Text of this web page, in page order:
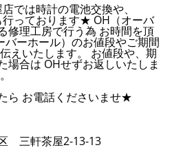
では時計の電池交換や、
っております★ OH（オーバ
修理工房で行う為 お時間を頂
バーホール）のお値段やご期間
えいたします。 お値段や、期
場合は OHせずお返しいたしま
ら お電話くださいませ★
三軒茶屋2-13-13